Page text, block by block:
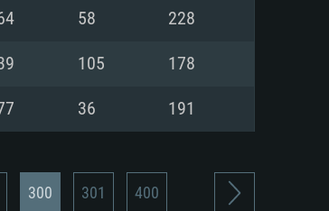
larga.58 228
105 178
36 191
300 301 400